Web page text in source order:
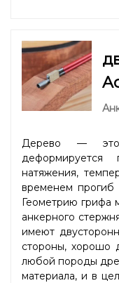
Дерево — это
деформируется
натяжения,
временем прогиб
Геометрию грифа
анкерного
имеют
стороны, хорошо
любой породы
материала, и в